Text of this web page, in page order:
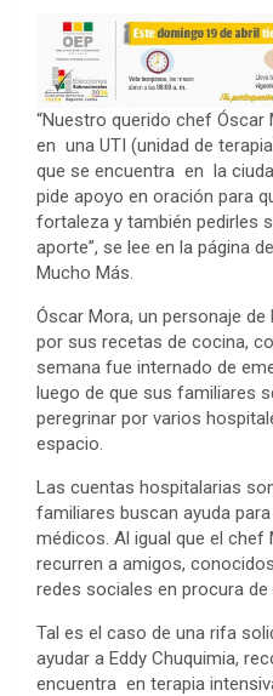
“Nuestro querido chef
en una UTI (unidad de
que se encuentra en la
pide apoyo en oración para
fortaleza y también pedirles
aporte”, se lee en la página
Mucho Más.
Óscar Mora, un personaje
por sus recetas de cocina,
semana fue internado de
luego de que sus familiares
peregrinar por varios
espacio.
Las cuentas hospitalarias
familiares buscan ayuda
médicos. Al igual que el
recurren a amigos,
redes sociales en procura de
Tal es el caso de una rifa
ayudar a Eddy Chuquimia,
encuentra en terapia